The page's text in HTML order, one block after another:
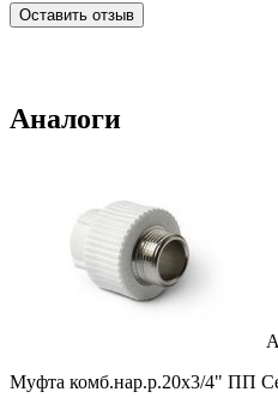
Оставить отзыв
Аналоги
Муфта комб.нар.р.20х3/4" ПП